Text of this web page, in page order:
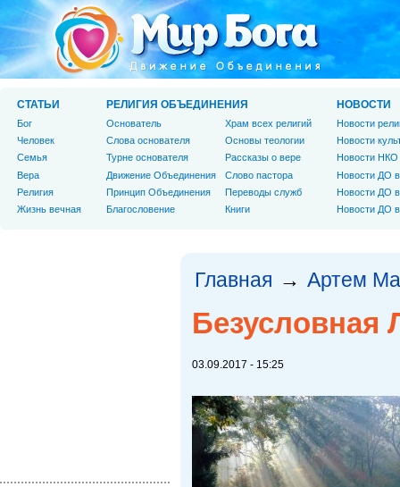
Главная → Артем
Безусловная
03.09.2017 - 15:25
СТАТЬИ
Бог
Человек
Cемья
Вера
Религия
Жизнь вечная
РЕЛИГИЯ ОБЪЕДИНЕНИЯ
Основатель
Слова основателя
Турне основателя
Движение Объединения
Принцип Объединения
Благословение
Храм всех религий
Основы теологии
Рассказы о вере
Слово пастора
Переводы служб
Книги
НОВОСТИ
Новости
Новости
Новости НКО
Новости ДО
Новости ДО
Новости ДО